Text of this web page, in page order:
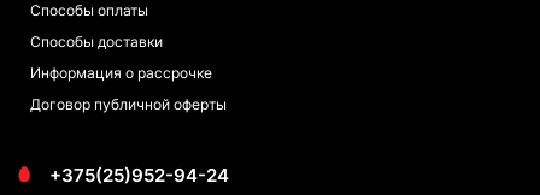
Способы оплаты
Способы доставки
Информация о рассрочке
Договор публичной оферты
+375(25)952-94-24